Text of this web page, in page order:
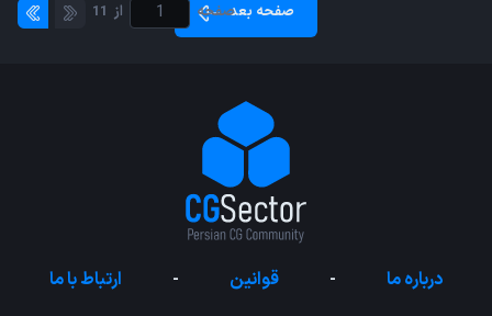
صفحه بعدصفحه از 11
درباره ما - قوانین - ارتباط با ما